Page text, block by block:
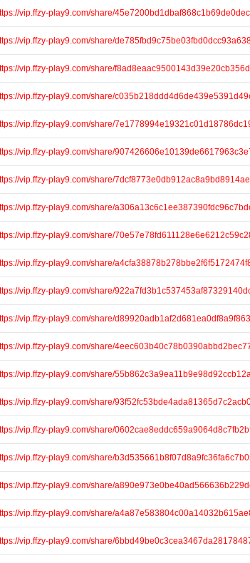
vip.ffzy-play9.com/share/
vip.ffzy-play9.com/share/
vip.ffzy-play9.com/share/
vip.ffzy-play9.com/share/
vip.ffzy-play9.com/share/
vip.ffzy-play9.com/share/
vip.ffzy-play9.com/share/
vip.ffzy-play9.com/share/
vip.ffzy-play9.com/share/
vip.ffzy-play9.com/share/
vip.ffzy-play9.com/share/
vip.ffzy-play9.com/share/
vip.ffzy-play9.com/share/
vip.ffzy-play9.com/share/
vip.ffzy-play9.com/share/
vip.ffzy-play9.com/share/
vip.ffzy-play9.com/share/
vip.ffzy-play9.com/share/
vip.ffzy-play9.com/share/
vip.ffzy-play9.com/share/